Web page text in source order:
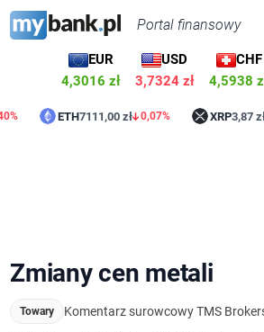
Portal finansowy
EUR
4,3016 zł
USD
3,7324 zł
CHF
4,5938
ETH 7111,00 zł 0,07% XRP 3,87 zł 2,36%
Zmiany cen metali
Towary Komentarz surowcowy TMS